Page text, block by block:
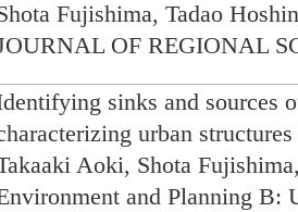
Fujishima, Tadao
OF REGIONAL
sinks and sources
urban
Aoki, Shota
and Planning B: